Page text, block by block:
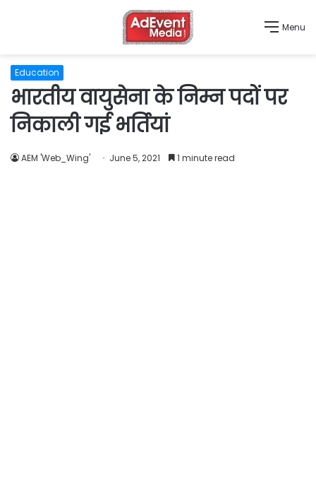
Menu
Education
भारतीय वायुसेना के निम्न पदों पर
निकाली गई भर्तियां
AEM 'Web_Wing' June 5, 2021 1 minute read